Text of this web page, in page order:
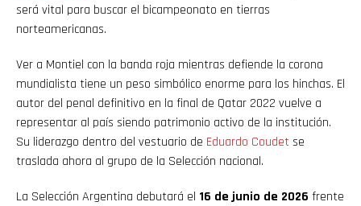
será vital para buscar el bicampeonato en tierras
norteamericanas.
Ver a Montiel con la banda roja mientras defiende la corona
mundialista tiene un peso simbólico enorme para los hinchas. El
autor del penal definitivo en la final de Qatar 2022 vuelve a
representar al país siendo patrimonio activo de la institución.
Su liderazgo dentro del vestuario de Eduardo Coudetse
traslada ahora al grupo de la Selección nacional.
La Selección Argentina debutará el 16 de junio de 2026 frente